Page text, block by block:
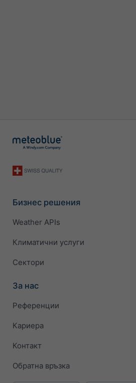
Бизнес решения
Weather APIs
Климатични услуги
Сектори
За нас
Референции
Кариера
Контакт
Обратна връзка